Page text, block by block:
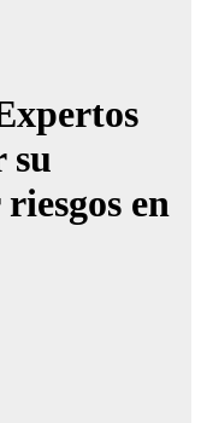
su
en